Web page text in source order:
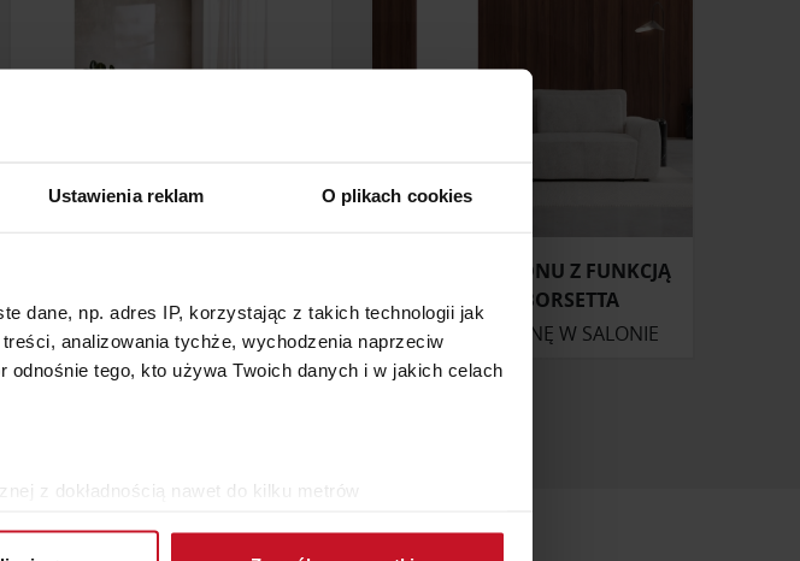
Ustawienia reklam O plikach cookies
dane, np. adres IP, korzystając z takich technologii jak
analizowania tychże, wychodzenia naprzeciw
tego, kto używa Twoich danych i w jakich celach
z dokładnością nawet do kilku metrów
ZAPYTAJ O CENĘ W SALONIE
SOFA DO SALONU Z FUNKCJĄ
SPANIA BORSETTA
ZAPYTAJ O CENĘ W SALONIE